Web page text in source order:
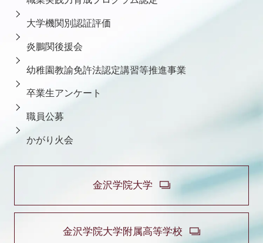
大学機関別認証評価
炎鵬関後援会
幼稚園教諭免許法認定講習等推進事業
卒業生アンケート
職員公募
かがり火会
金沢学院大学
金沢学院大学附属高等学校